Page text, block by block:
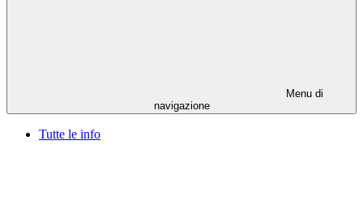
Menu di
navigazione
Tutte le info